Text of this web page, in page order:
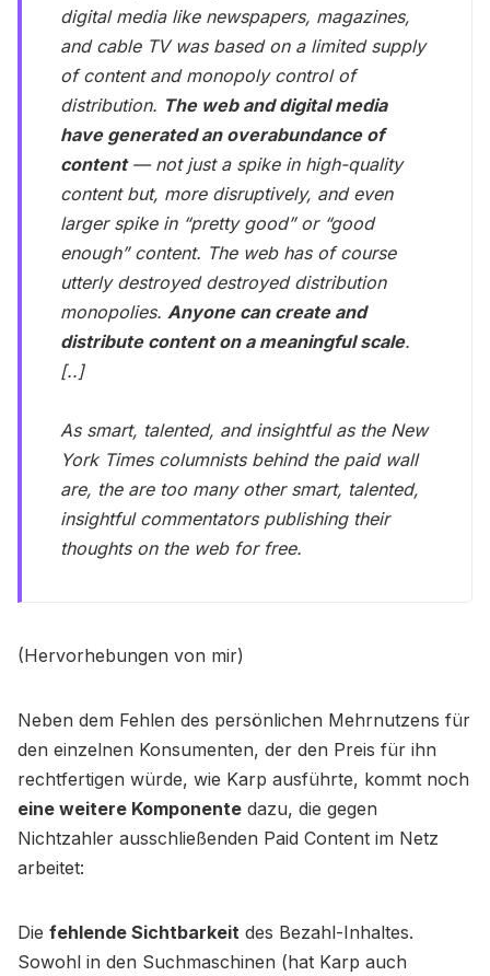
digital media like newspapers, magazines,
and cable TV was based on a limited supply
of content and monopoly control of
distribution. The web and digital media
have generated an overabundance of
content— not just a spike in high-quality
content but, more disruptively, and even
larger spike in “pretty good” or “good
enough” content. The web has of course
utterly destroyed destroyed distribution
monopolies.Anyone can create and
distribute content on a meaningful scale.
[..]
As smart, talented, and insightful as the New
York Times columnists behind the paid wall
are, the are too many other smart, talented,
insightful commentators publishing their
thoughts on the web for free.
(Hervorhebungen von mir)
Neben dem Fehlen des persönlichen Mehrnutzens für
den einzelnen Konsumenten, der den Preis für ihn
rechtfertigen würde, wie Karp ausführte, kommt noch
eine weitere Komponente dazu, die gegen
Nichtzahler ausschließenden Paid Content im Netz
arbeitet:
Die fehlende Sichtbarkeit des Bezahl-Inhaltes.
Sowohl in den Suchmaschinen (hat Karp auch